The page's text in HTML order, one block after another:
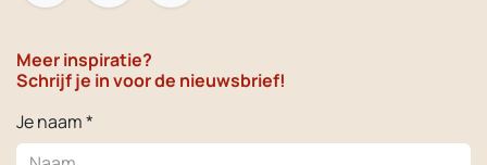
Meer inspiratie?
Schrijf je in voor de nieuwsbrief!
Je naam *